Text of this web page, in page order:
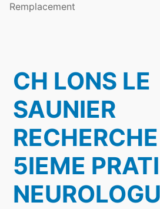
Remplacement
CH LONS LE
SAUNIER
5IEME